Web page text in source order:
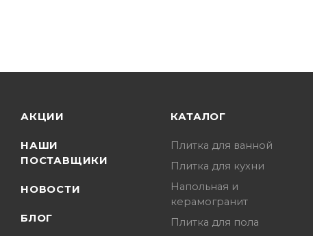
АКЦИИ
НАШИ
ПОСТАВЩИКИ
НОВОСТИ
БЛОГ
КАТАЛОГ
Плитка для ванной
Плитка для кухни
Напольная и
керамогранит
Плитка для пола